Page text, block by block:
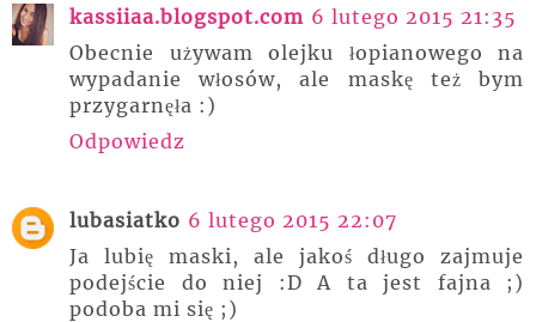
kassiiaa.blogspot.com 6 lutego 2015 21:35
Obecnie używam olejku łopianowego na
wypadanie włosów, ale maskę też bym
przygarnęła :)
Odpowiedz
lubasiatko 6 lutego 2015 22:07
Ja lubię maski, ale jakoś długo zajmuje
podejście do niej :D A ta jest fajna ;)
podoba mi się ;)